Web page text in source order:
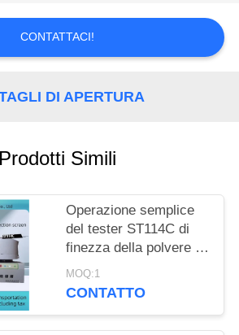
CONTATTACI!
DI APERTURA
Prodotti Simili
Operazione semplice
del tester ST114C di
finezza della polvere di
ispezione dell'olio e del
grano
MOQ:1
CONTATTO